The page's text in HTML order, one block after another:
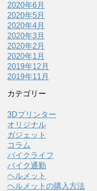
2020年6月
2020年5月
2020年4月
2020年3月
2020年2月
2020年1月
2019年12月
2019年11月
カテゴリー
3Dプリンター
オリジナル
ガジェット
コラム
バイクライフ
バイク通勤
ヘルメット
ヘルメットの購入方法